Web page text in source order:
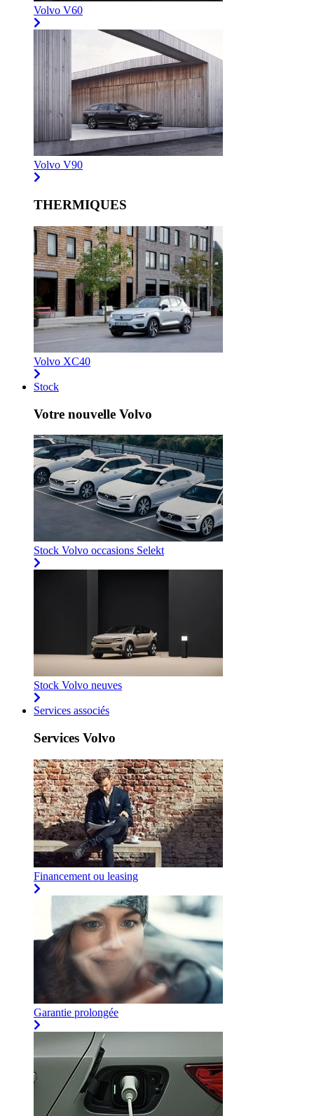
Volvo V60
Volvo V90
THERMIQUES
Volvo XC40
Stock
Votre nouvelle Volvo
Stock Volvo occasions Selekt
Stock Volvo neuves
Services associés
Services Volvo
Financement ou leasing
Garantie prolongée